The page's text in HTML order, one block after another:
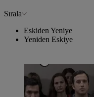
Sırala
Eskiden Yeniye
Yeniden Eskiye